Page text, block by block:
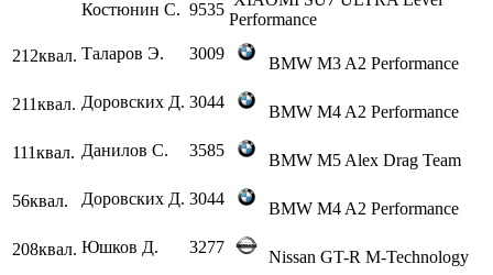
Костюнин С. 9535
Performance
212квал. Таларов Э. 3009
BMW M3 A2 Performance
211квал. Доровских Д. 3044
BMW M4 A2 Performance
111квал. Данилов С. 3585
BMW M5 Alex Drag Team
56квал. Доровских Д. 3044
BMW M4 A2 Performance
208квал. Юшков Д. 3277
Nissan GT-R М-Technology